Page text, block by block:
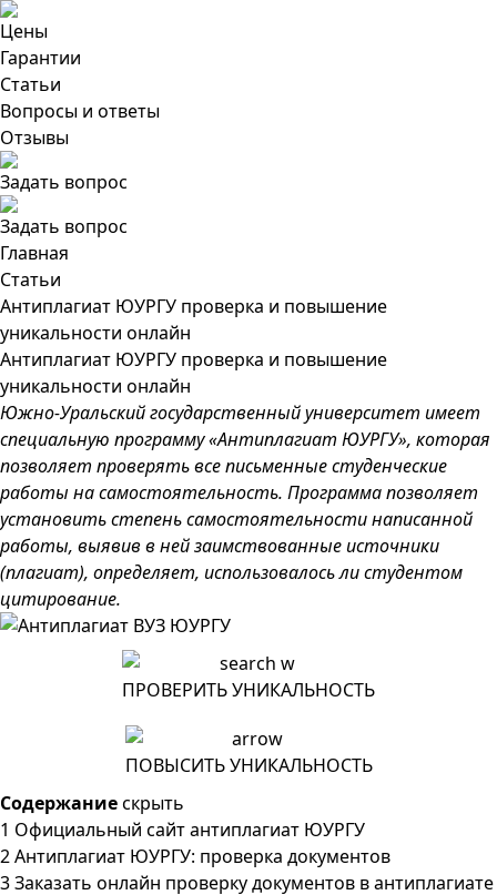
Цены
Гарантии
Статьи
Вопросы и ответы
Отзывы
Задать вопрос
Задать вопрос
Главная
Статьи
Антиплагиат ЮУРГУ проверка и повышение
уникальности онлайн
Антиплагиат ЮУРГУ проверка и повышение
уникальности онлайн
Южно-Уральский государственный университет имеет
специальную программу «Антиплагиат ЮУРГУ», которая
позволяет проверять все письменные студенческие
работы на самостоятельность. Программа позволяет
установить степень самостоятельности написанной
работы, выявив в ней заимствованные источники
(плагиат), определяет, использовалось ли студентом
цитирование.
ПРОВЕРИТЬ УНИКАЛЬНОСТЬ
ПОВЫСИТЬ УНИКАЛЬНОСТЬ
Содержаниескрыть
1 Официальный сайт антиплагиат ЮУРГУ
2Антиплагиат ЮУРГУ: проверка документов
3Заказать онлайн проверку документов в антиплагиате